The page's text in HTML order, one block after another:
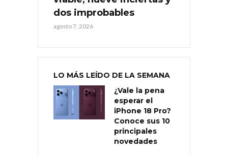
dos improbables
agosto 7, 2026
LO MÁS LEÍDO DE LA SEMANA
¿Vale la pena
esperar el
iPhone 18 Pro?
Conoce sus 10
principales
novedades